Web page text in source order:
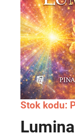
Stok kodu:
Lumina